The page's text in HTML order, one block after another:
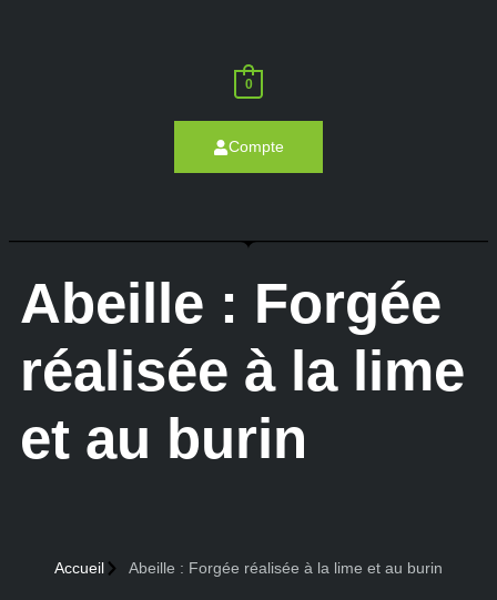
0
Compte
Abeille : Forgée
réalisée à la lime
et au burin
Accueil Abeille : Forgée réalisée à la lime et au burin